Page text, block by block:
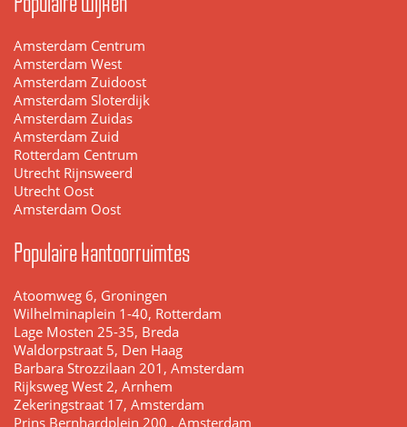
Amsterdam Centrum
Amsterdam West
Amsterdam Zuidoost
Amsterdam Sloterdijk
Amsterdam Zuidas
Amsterdam Zuid
Rotterdam Centrum
Utrecht Rijnsweerd
Utrecht Oost
Amsterdam Oost
Populaire kantoorruimtes
Atoomweg 6, Groningen
Wilhelminaplein 1-40, Rotterdam
Lage Mosten 25-35, Breda
Waldorpstraat 5, Den Haag
Barbara Strozzilaan 201, Amsterdam
Rijksweg West 2, Arnhem
Zekeringstraat 17, Amsterdam
Prins Bernhardplein 200 , Amsterdam